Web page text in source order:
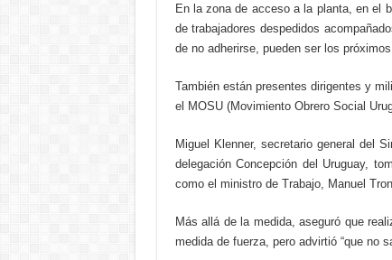
En la zona de acceso a la planta, en el
de trabajadores despedidos
de no adherirse, pueden ser los próximos
También están presentes dirigentes y
el MOSU (Movimiento Obrero Social
Miguel Klenner, secretario general del
delegación Concepción del Uruguay,
como el ministro de Trabajo, Manuel
Más allá de la medida, aseguró que
medida de fuerza, pero advirtió “que no